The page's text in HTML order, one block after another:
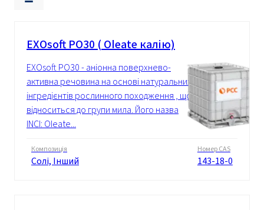
EXOsoft PO30 ( Oleate калію)
EXOsoft PO30 - аніонна поверхнево-
активна речовина на основі натуральних
інгредієнтів рослинного походження , що
відноситься до групи мила. Його назва
INCI: Oleate...
Композиція
Солі, Інший
Номер CAS
143-18-0